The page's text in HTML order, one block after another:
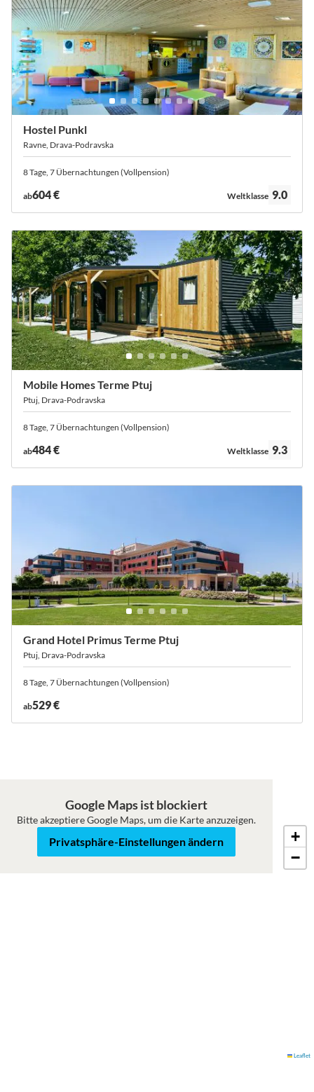
Hostel Punkl
Ravne, Drava-Podravska
8 Tage, 7 Übernachtungen (Vollpension)
ab604 € Bewertung:
Weltklasse 9.0
Mobile Homes Terme Ptuj
Ptuj, Drava-Podravska
8 Tage, 7 Übernachtungen (Vollpension)
ab484 € Bewertung:
Weltklasse 9.3
Grand Hotel Primus Terme Ptuj
Ptuj, Drava-Podravska
8 Tage, 7 Übernachtungen (Vollpension)
ab529 €
Karte Satellit
+
−
Leaflet
Google Maps ist blockiert
Bitte akzeptiere Google Maps, um die Karte anzuzeigen.
Privatsphäre-Einstellungen ändern